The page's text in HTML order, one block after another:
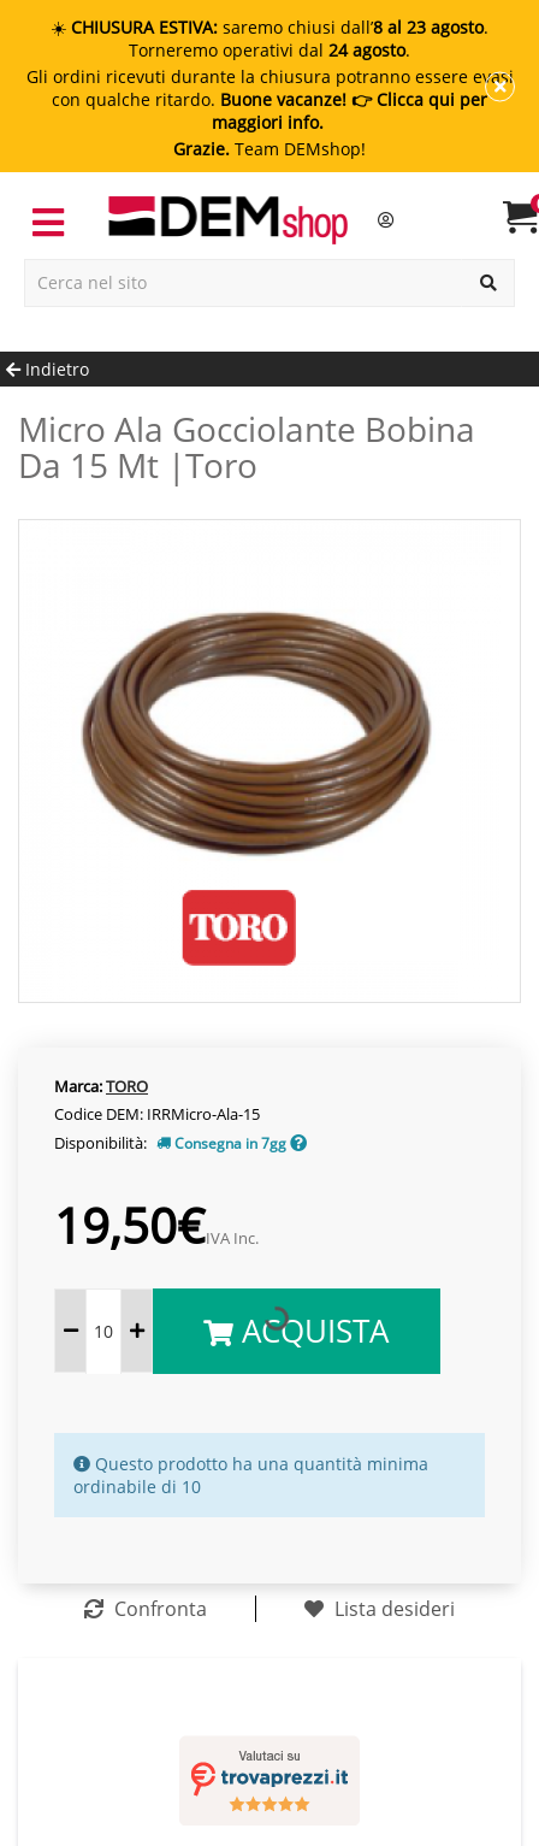
☀️ CHIUSURA ESTIVA: saremo chiusi dall’8 al 23 agosto.
Torneremo operativi dal 24 agosto.
Gli ordini ricevuti durante la chiusura potranno essere evasi
con qualche ritardo. Buone vacanze! 👉 Clicca qui per
maggiori info.
Grazie. Team DEMshop!
Indietro
Micro Ala Gocciolante Bobina
Da 15 Mt |toro
Marca:TORO
Codice DEM: IRRMicro-Ala-15
Disponibilità:
Consegna in 7gg
19,50€IVA Inc.
ACQUISTA
Questo prodotto ha una quantità minima
ordinabile di 10
Confronta Lista desideri